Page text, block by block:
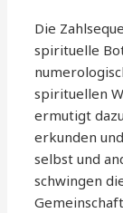
Die
spirituelle
spirituellen
ermutigt
erkunden
selbst und
schwingen